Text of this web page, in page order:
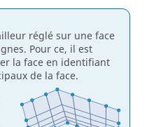
réglé sur une face
Pour ce, il est
la face en identifiant
de la face.